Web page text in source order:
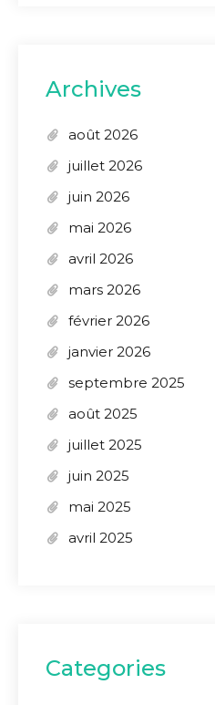
Archives
août 2026
juillet 2026
juin 2026
mai 2026
avril 2026
mars 2026
février 2026
janvier 2026
septembre 2025
août 2025
juillet 2025
juin 2025
mai 2025
avril 2025
Categories